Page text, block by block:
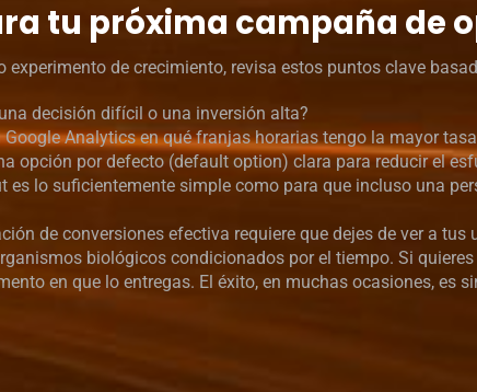
tu próxima campaña de
experimento de crecimiento, revisa estos puntos clave
decisión difícil o una inversión alta?
Analytics en qué franjas horarias tengo la mayor
opción por defecto (default option) clara para reducir el
es lo suficientemente simple como para que incluso una
de conversiones efectiva requiere que dejes de ver a
biológicos condicionados por el tiempo. Si
en que lo entregas. El éxito, en muchas ocasiones, es